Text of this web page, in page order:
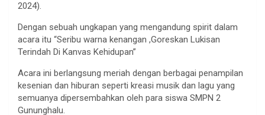
2024).
Dengan sebuah ungkapan yang mengandung spirit dalam
acara itu “Seribu warna kenangan ,Goreskan Lukisan
Terindah Di Kanvas Kehidupan”
Acara ini berlangsung meriah dengan berbagai penampilan
kesenian dan hiburan seperti kreasi musik dan lagu yang
semuanya dipersembahkan oleh para siswa SMPN 2
Gununghalu.